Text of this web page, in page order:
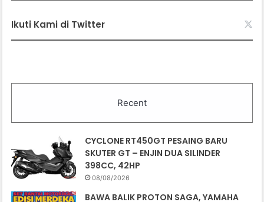
Ikuti Kami di Twitter
Recent
CYCLONE RT450GT PESAING BARU
SKUTER GT – ENJIN DUA SILINDER
398CC, 42HP
08/08/2026
BAWA BALIK PROTON SAGA, YAMAHA